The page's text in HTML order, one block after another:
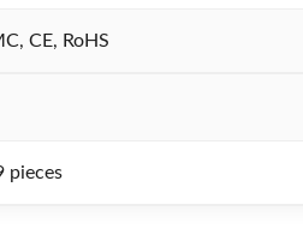
CE, RoHS
pieces